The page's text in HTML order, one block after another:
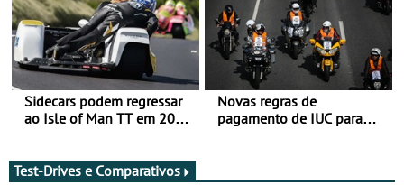
Sidecars podem regressar
ao Isle of Man TT em 2027
Novas regras de
pagamento de IUC para
Test-Drives e Comparativos